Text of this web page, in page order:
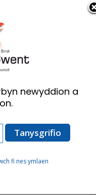
Mabwysiadu
newyddion a
fi nes ymlaen